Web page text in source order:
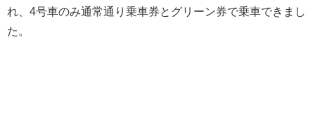
れ、4号車のみ通常通り乗車券とグリーン券で乗車できまし
た。